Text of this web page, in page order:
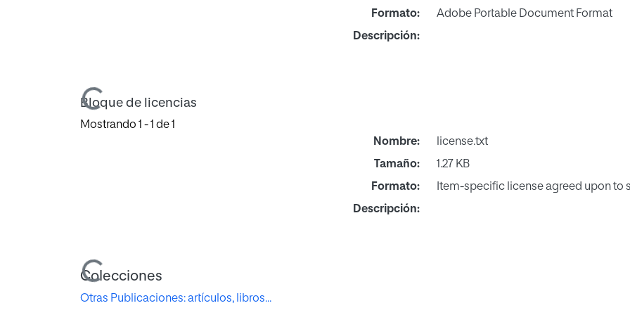
Cargando...
Formato:
Adobe Portable Document Format
Descripción:
Bloque de licencias
Mostrando 1 - 1 de 1
Cargando...
Nombre:
license.txt
Tamaño:
1.27 KB
Formato:
Item-specific license agreed upon to
Descripción:
Colecciones
Otras Publicaciones: artículos, libros...